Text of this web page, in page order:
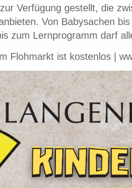
Verfügung gestellt, die
Von Babysachen
zum Lernprogramm darf
Flohmarkt ist kostenlos |